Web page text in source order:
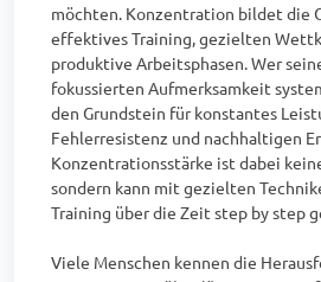
möchten. Konzentration bildet die
effektives Training, gezielten
produktive Arbeitsphasen. Wer
fokussierten Aufmerksamkeit
den Grundstein für konstantes
Fehlerresistenz und nachhaltigen
Konzentrationsstärke ist dabei
sondern kann mit gezielten
Training über die Zeit step by step
Viele Menschen kennen die